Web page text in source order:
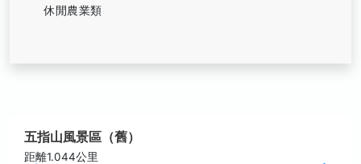
休閒農業類
五指山風景區（舊）
距離1.044公里